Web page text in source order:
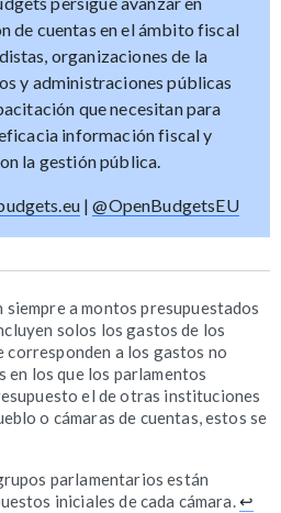
de cuentas en el ámbito fiscal
organizaciones de la
y administraciones públicas
que necesitan para
información fiscal y
la gestión pública.
|@OpenBudgetsEU
a montos presupuestados
solos los gastos de los
corresponden a los gastos no
en los que los parlamentos
el de otras instituciones
o cámaras de cuentas, estos se
parlamentarios están
iniciales de cada cámara.↩